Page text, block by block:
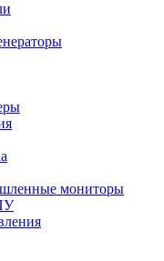
мониторы